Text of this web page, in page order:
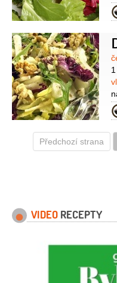
Předchozí strana
VIDEO RECEPTY